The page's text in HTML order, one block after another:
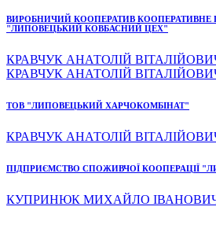
ВИРОБНИЧИЙ КООПЕРАТИВ КООПЕРАТИВНЕ
"ЛИПОВЕЦЬКИЙ КОВБАСНИЙ ЦЕХ"
КРАВЧУК АНАТОЛІЙ ВІТАЛІЙОВИЧ,
КРАВЧУК АНАТОЛІЙ ВІТАЛІЙОВИЧ
ТОВ "ЛИПОВЕЦЬКИЙ ХАРЧОКОМБІНАТ"
КРАВЧУК АНАТОЛІЙ
ПІДПРИЄМСТВО СПОЖИВЧОЇ КООПЕРАЦІЇ
КУПРИНЮК МИХАЙЛО